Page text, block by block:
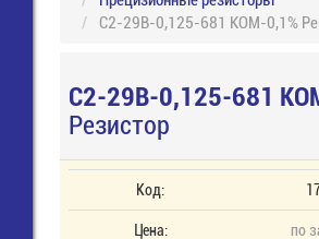
С2-29В-0,125-681 КОМ-0,1%
С2-29В-0,125-681
Резистор
Код:
Цена: по